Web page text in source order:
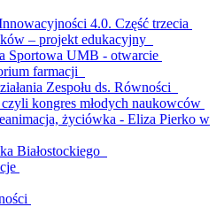
4.0. Część trzecia
– projekt edukacyjny
Sportowa UMB - otwarcie
farmacji
Zespołu ds. Równości
kongres młodych naukowców
życiówka - Eliza Pierko w
Białostockiego